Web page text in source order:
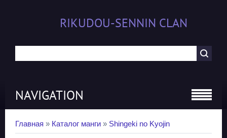
RIKUDOU-SENNIN CLAN
NAVIGATION
Главная » Каталог манги » Shingeki no Kyojin